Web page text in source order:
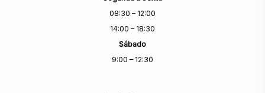
08:30 – 12:00
14:00 – 18:30
Sábado
9:00 – 12:30